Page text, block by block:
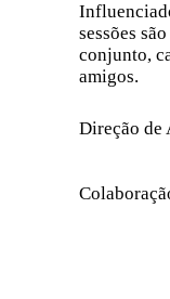
sessões
conjunto,
amigos.
Direção de